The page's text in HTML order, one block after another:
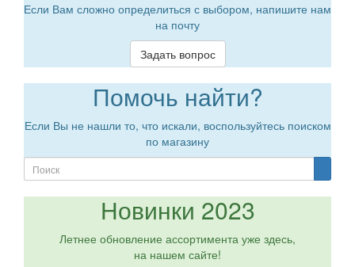
Если Вам сложно определиться с выбором, напишите нам
на почту
Задать вопрос
Помочь найти?
Если Вы не нашли то, что искали, воспользуйтесь поиском
по магазину
Новинки 2023
Летнее обновление ассортимента уже здесь,
на нашем сайте!